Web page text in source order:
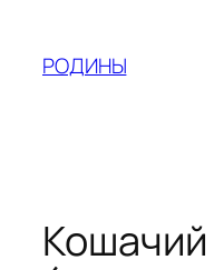
content
РОДИНЫ